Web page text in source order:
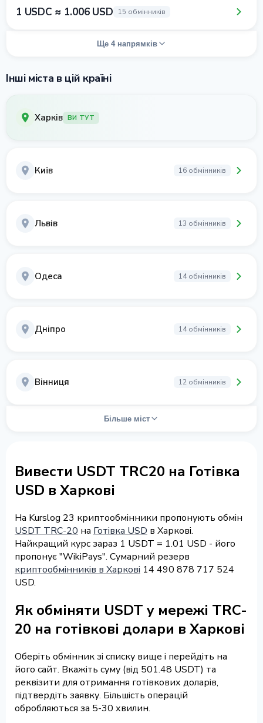
1 USDC ≈ 1.006 USD 15 обмінників
Ще 4 напрямків
Інші міста в цій країні
Харків ВИ ТУТ
Київ 16 обмінників
Львів 13 обмінників
Одеса 14 обмінників
Дніпро 14 обмінників
Вінниця 12 обмінників
Більше міст
Вивести USDT TRC20 на Готівка
USD в Харкові
На Kurslog 23 криптообмінники пропонують обмін
USDT TRC-20 на Готівка USD в Харкові.
Найкращий курс зараз 1 USDT = 1.01 USD - його
пропонує "WikiPays". Сумарний резерв
криптообмінників в Харкові 14 490 878 717 524
USD.
Як обміняти USDT у мережі TRC-
20 на готівкові долари в Харкові
Оберіть обмінник зі списку вище і перейдіть на
його сайт. Вкажіть суму (від 501.48 USDT) та
реквізити для отримання готівкових доларів,
підтвердіть заявку. Більшість операцій
обробляються за 5-30 хвилин.